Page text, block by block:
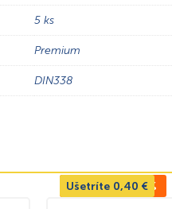
5 ks
Premium
DIN338
TOP CENA -12%
Ušetríte 0,40 €